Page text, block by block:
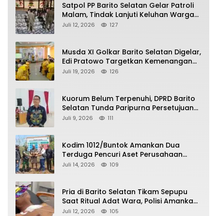
Satpol PP Barito Selatan Gelar Patroli
Malam, Tindak Lanjuti Keluhan Warga
soal Balap Liar dan Remaja Nongkrong
Juli 12, 2026 127
Musda XI Golkar Barito Selatan Digelar,
Edi Pratowo Targetkan Kemenangan
Partai pada Pemilu Mendatang
Juli 19, 2026 126
Kuorum Belum Terpenuhi, DPRD Barito
Selatan Tunda Paripurna Persetujuan
Raperda Pertanggungjawaban APBD
Juli 9, 2026 111
Kodim 1012/Buntok Amankan Dua
Terduga Pencuri Aset Perusahaan
Sitaan Satgas PKH, Satu Paket Diduga
Juli 14, 2026 109
Pria di Barito Selatan Tikam Sepupu
Saat Ritual Adat Wara, Polisi Amankan
Pelaku
Juli 12, 2026 105